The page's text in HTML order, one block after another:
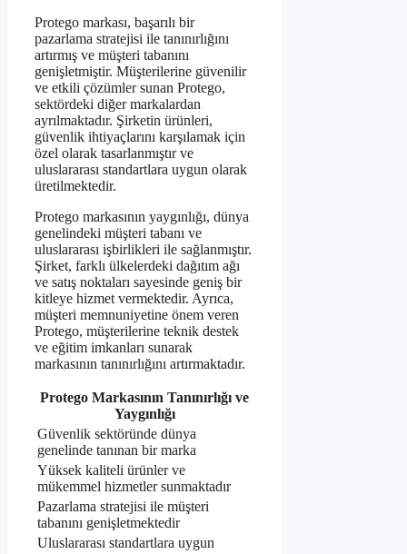
Protego markası, başarılı bir
pazarlama stratejisi ile tanınırlığını
artırmış ve müşteri tabanını
genişletmiştir. Müşterilerine güvenilir
ve etkili çözümler sunan Protego,
sektördeki diğer markalardan
ayrılmaktadır. Şirketin ürünleri,
güvenlik ihtiyaçlarını karşılamak için
özel olarak tasarlanmıştır ve
uluslararası standartlara uygun olarak
üretilmektedir.
Protego markasının yaygınlığı, dünya
genelindeki müşteri tabanı ve
uluslararası işbirlikleri ile sağlanmıştır.
Şirket, farklı ülkelerdeki dağıtım ağı
ve satış noktaları sayesinde geniş bir
kitleye hizmet vermektedir. Ayrıca,
müşteri memnuniyetine önem veren
Protego, müşterilerine teknik destek
ve eğitim imkanları sunarak
markasının tanınırlığını artırmaktadır.
Protego Markasının Tanınırlığı ve
Yaygınlığı
Güvenlik sektöründe dünya
genelinde tanınan bir marka
Yüksek kaliteli ürünler ve
mükemmel hizmetler sunmaktadır
Pazarlama stratejisi ile müşteri
tabanını genişletmektedir
Uluslararası standartlara uygun